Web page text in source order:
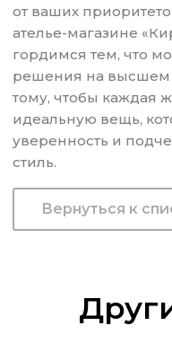
от ваших
ателье-магазине
гордимся тем, что
решения на высшем
тому, чтобы каждая
идеальную вещь,
уверенность и
стиль.
Вернуться к